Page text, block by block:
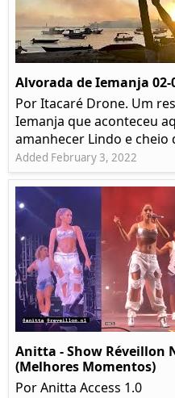
Alvorada de Iemanja 02-
Por Itacaré Drone. Um
Iemanja que aconteceu
amanhecer Lindo e cheio
Added February 3, 2022
Anitta - Show Réveillon
(Melhores Momentos)
Por Anitta Access 1.0